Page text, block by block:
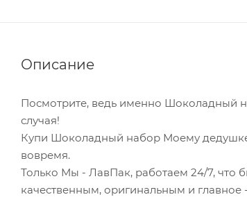
Описание
Посмотрите, ведь именно Шоколадный
случая!
Купи Шоколадный набор Моему дедушке
вовремя.
Только Мы - ЛавПак, работаем 24/7, что
качественным, оригинальным и